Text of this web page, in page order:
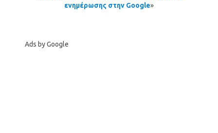
ενημέρωσης στην Google»
Ads by Google